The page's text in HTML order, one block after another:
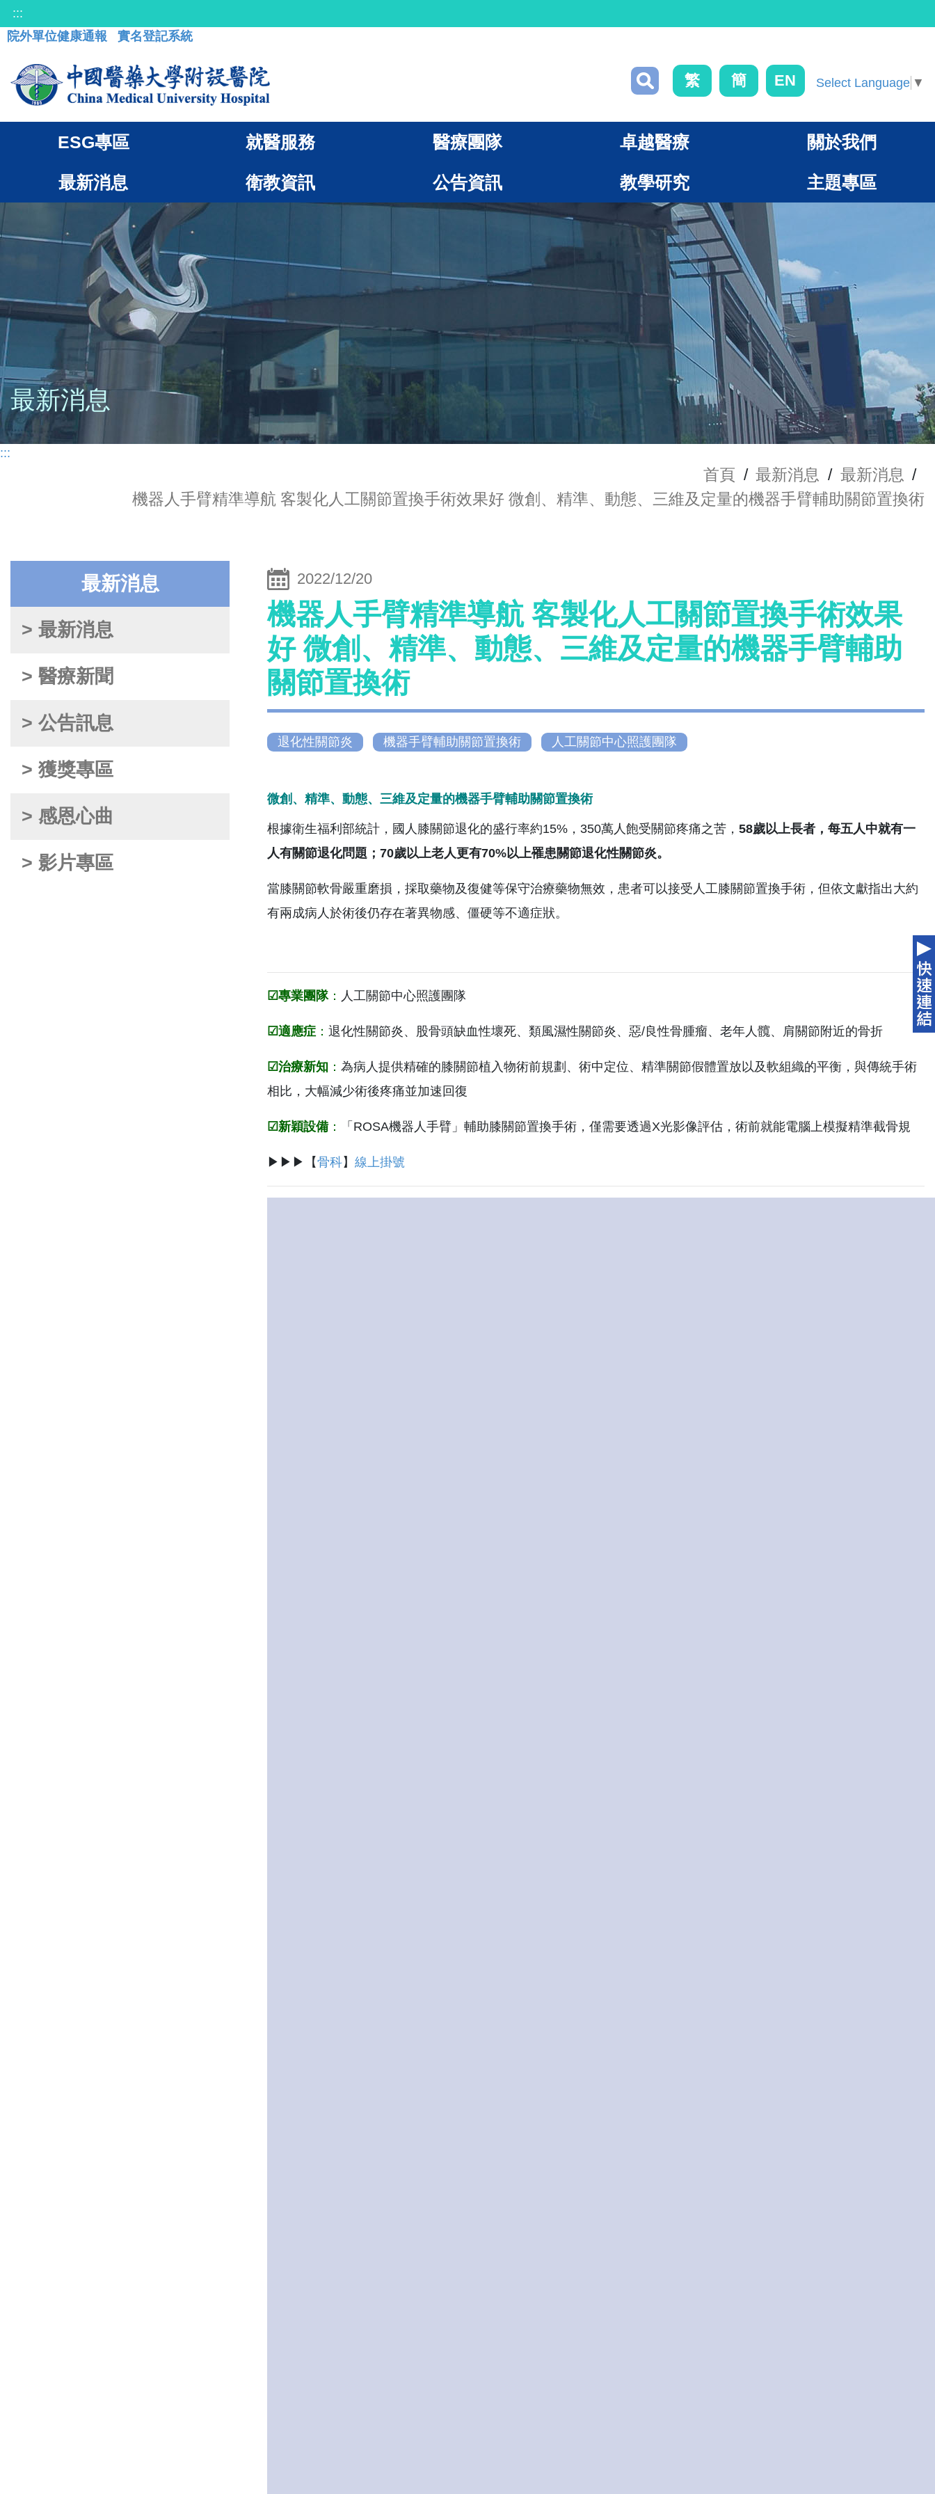
:::
院外單位健康通報
實名登記系統
繁 簡 EN Select Language ▼
ESG專區 就醫服務 醫療團隊 卓越醫療 關於我們
最新消息 衛教資訊 公告資訊 教學研究 主題專區
最新消息
:::
首頁 / 最新消息 / 最新消息 /
機器人手臂精準導航 客製化人工關節置換手術效果好 微創、精準、動態、三維及定量的機器手臂輔助關節置換術
最新消息
> 最新消息
> 醫療新聞
> 公告訊息
> 獲獎專區
> 感恩心曲
> 影片專區
2022/12/20
機器人手臂精準導航 客製化人工關節置換手術效果
好 微創、精準、動態、三維及定量的機器手臂輔助
關節置換術
退化性關節炎 機器手臂輔助關節置換術 人工關節中心照護團隊
微創、精準、動態、三維及定量的機器手臂輔助關節置換術
根據衛生福利部統計，國人膝關節退化的盛行率約15%，350萬人飽受關節疼痛之苦， 58歲以上長者，每五人中就有一
人有關節退化問題；70歲以上老人更有70%以上罹患關節退化性關節炎。
當膝關節軟骨嚴重磨損，採取藥物及復健等保守治療藥物無效，患者可以接受人工膝關節置換手術，但依文獻指出大約
有兩成病人於術後仍存在著異物感、僵硬等不適症狀。
☑專業團隊： 人工關節中心照護團隊
☑適應症 ： 退化性關節炎、股骨頭缺血性壞死、類風濕性關節炎、惡/良性骨腫瘤、老年人髖、肩關節附近的骨折
☑治療新知 ： 為病人提供精確的膝關節植入物術前規劃、術中定位、精準關節假體置放以及軟組織的平衡，與傳統手術
相比，大幅減少術後疼痛並加速回復
☑新穎設備： 「ROSA機器人手臂」輔助膝關節置換手術，僅需要透過X光影像評估，術前就能電腦上模擬精準截骨規
▶▶▶【骨科】 線上掛號